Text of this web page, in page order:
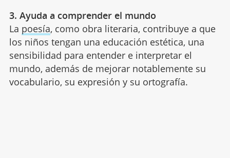
3. Ayuda a comprender el mundo
La poesía, como obra literaria, contribuye a que
los niños tengan una educación estética, una
sensibilidad para entender e interpretar el
mundo, además de mejorar notablemente su
vocabulario, su expresión y su ortografía.